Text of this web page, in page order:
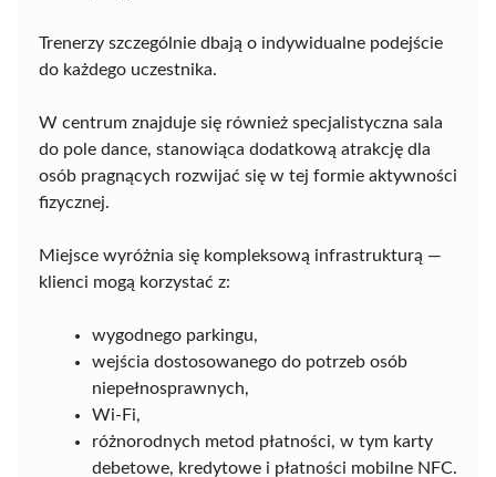
Trenerzy szczególnie dbają o indywidualne podejście
do każdego uczestnika.
W centrum znajduje się również specjalistyczna sala
do pole dance, stanowiąca dodatkową atrakcję dla
osób pragnących rozwijać się w tej formie aktywności
fizycznej.
Miejsce wyróżnia się kompleksową infrastrukturą —
klienci mogą korzystać z:
wygodnego parkingu,
wejścia dostosowanego do potrzeb osób
niepełnosprawnych,
Wi-Fi,
różnorodnych metod płatności, w tym karty
debetowe, kredytowe i płatności mobilne NFC.